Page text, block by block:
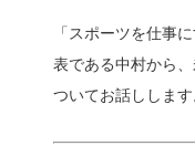
「スポーツを仕事
表である中村から
ついてお話しします